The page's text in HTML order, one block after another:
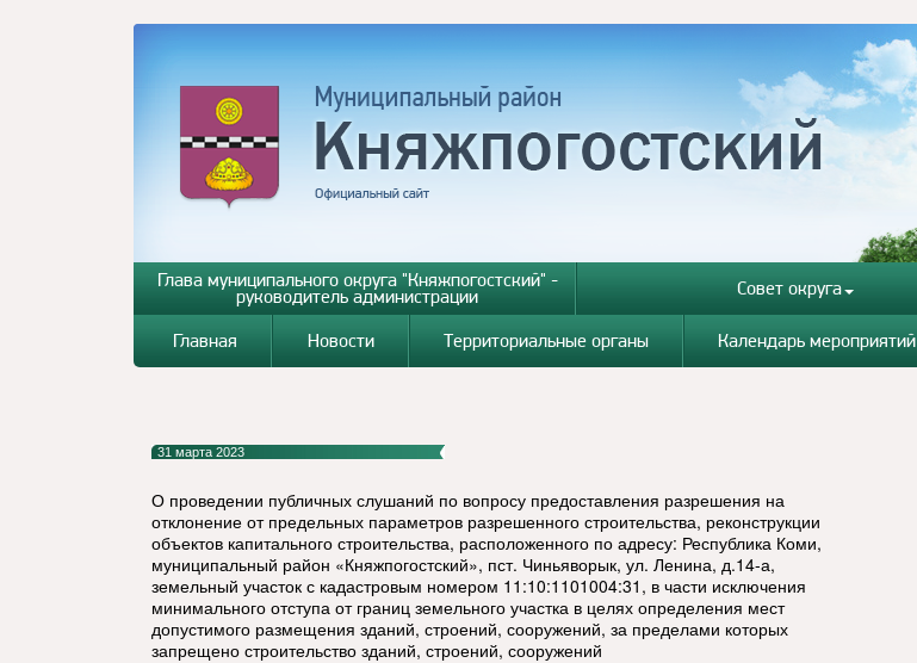
Глава муниципального округа "Княжпогостский" -
руководитель администрации Совет округа
Главная Новости Территориальные органы Календарь мероприятий
31 марта 2023
О проведении публичных слушаний по вопросу предоставления разрешения на
отклонение от предельных параметров разрешенного строительства, реконструкции
объектов капитального строительства, расположенного по адресу: Республика Коми,
муниципальный район «Княжпогостский», пст. Чиньяворык, ул. Ленина, д.14-а,
земельный участок с кадастровым номером 11:10:1101004:31, в части исключения
минимального отступа от границ земельного участка в целях определения мест
допустимого размещения зданий, строений, сооружений, за пределами которых
запрещено строительство зданий, строений, сооружений